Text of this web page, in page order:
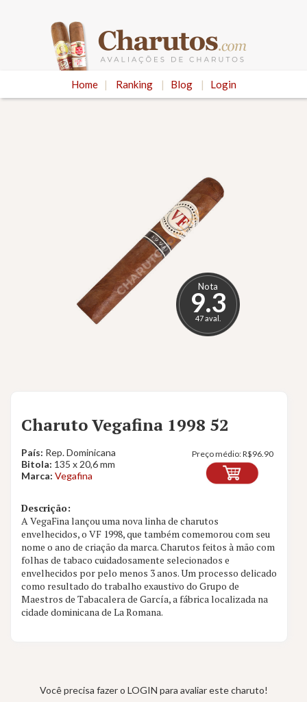
Home | Ranking | Blog | Login
Nota
9.3
47 aval.
Charuto Vegafina 1998 52
País: Rep. Dominicana
Bitola: 135 x 20,6 mm
Marca: Vegafina
Preço médio:R$96.90
Descrição:
A VegaFina lançou uma nova linha de charutos
envelhecidos, o VF 1998, que também comemorou com seu
nome o ano de criação da marca. Charutos feitos à mão com
folhas de tabaco cuidadosamente selecionados e
envelhecidos por pelo menos 3 anos. Um processo delicado
como resultado do trabalho exaustivo do Grupo de
Maestros de Tabacalera de García, a fábrica localizada na
cidade dominicana de La Romana.
Você precisa fazer o LOGIN para avaliar este charuto!